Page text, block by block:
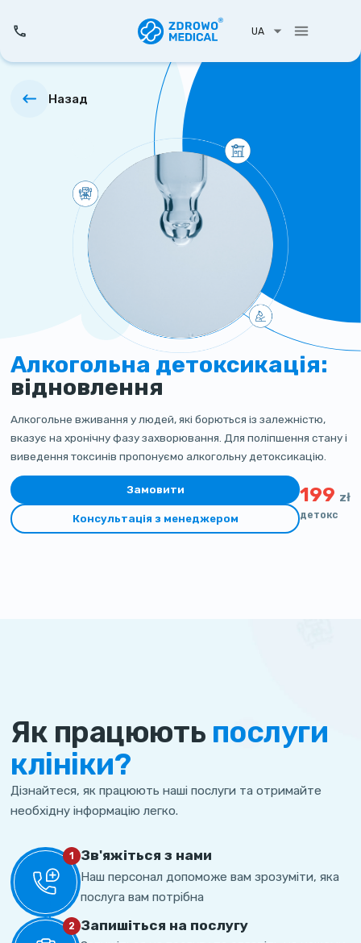
UA
Назад
Алкогольна детоксикація:
відновлення
Алкогольне вживання у людей, які борються із залежністю,
вказує на хронічну фазу захворювання. Для поліпшення стану і
виведення токсинів пропонуємо алкогольну детоксикацію.
Замовити
Консультація з менеджером
199 zł
детокс
Як працюють послуги
клініки?
Дізнайтеся, як працюють наші послуги та отримайте
необхідну інформацію легко.
1 Зв'яжіться з нами
Наш персонал допоможе вам зрозуміти, яка
послуга вам потрібна
2 Запишіться на послугу